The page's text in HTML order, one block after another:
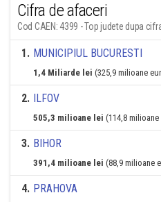
Cifra de afaceri
Cod CAEN: 4399 - Top judete dupa
1. MUNICIPIUL BUCURESTI
1,4 Miliarde lei (325,9 milioane
2. ILFOV
505,3 milioane lei (114,8
3. BIHOR
391,4 milioane lei (88,9 milioane
4. PRAHOVA